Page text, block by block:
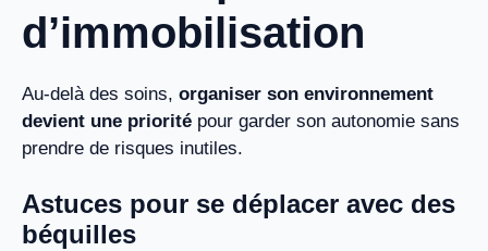
d’immobilisation
Au-delà des soins, organiser son environnement
devient une priorité pour garder son autonomie sans
prendre de risques inutiles.
Astuces pour se déplacer avec des
béquilles